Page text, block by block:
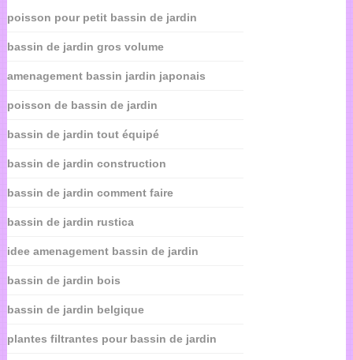
poisson pour petit bassin de jardin
bassin de jardin gros volume
amenagement bassin jardin japonais
poisson de bassin de jardin
bassin de jardin tout équipé
bassin de jardin construction
bassin de jardin comment faire
bassin de jardin rustica
idee amenagement bassin de jardin
bassin de jardin bois
bassin de jardin belgique
plantes filtrantes pour bassin de jardin